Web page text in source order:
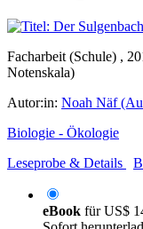
Facharbeit (Schule) ,
Notenskala)
Autor:in: Noah Näf
Biologie - Ökologie
Leseprobe & Details
eBook fürUS$